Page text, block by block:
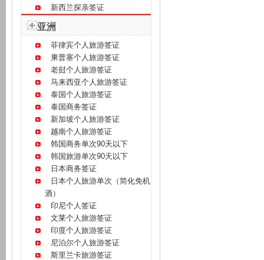
新西兰探亲签证
亚洲
菲律宾个人旅游签证
柬普寨个人旅游签证
老挝个人旅游签证
马来西亚个人旅游签证
泰国个人旅游签证
泰国商务签证
新加坡个人旅游签证
越南个人旅游签证
韩国商务单次90天以下
韩国旅游单次90天以下
日本商务签证
日本个人旅游单次（简化免机
酒）
印尼个人签证
文莱个人旅游签证
印度个人旅游签证
尼泊尔个人旅游签证
斯里兰卡旅游签证